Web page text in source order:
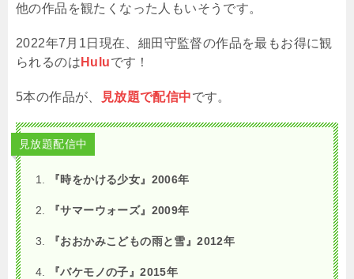
他の作品を観たくなった人もいそうです。
2022年7月1日現在、細田守監督の作品を最もお得に観
られるのは Huluです！
5本の作品が、 見放題で配信中です。
見放題配信中
『時をかける少女』2006年
『サマーウォーズ』2009年
『おおかみこどもの雨と雪』2012年
『バケモノの子』2015年